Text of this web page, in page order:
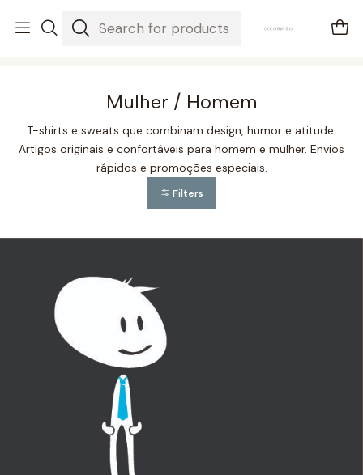
Mulher / Homem
T-shirts e sweats que combinam design, humor e atitude.
Artigos originais e confortáveis para homem e mulher. Envios
rápidos e promoções especiais.
Filters